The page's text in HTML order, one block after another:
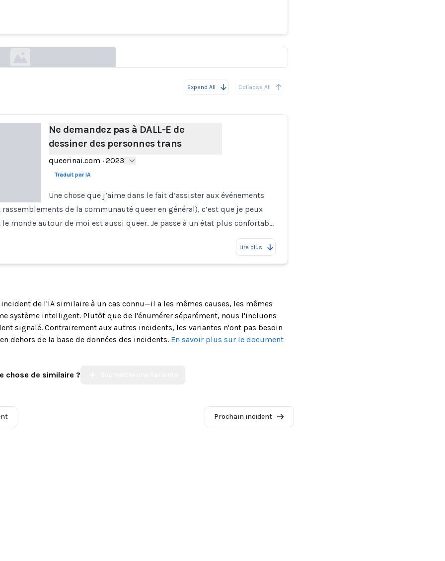
pas à DALL-E de dessiner des personnes trans
Expand All Collapse All
Ne demandez pas à DALL-E de
dessiner des personnes trans
queerinai.com · 2023
Traduit par IA
Une chose que j’aime dans le fait d’assister aux événements
rassemblements de la communauté queer en général), c’est que je peux
monde autour de moi est aussi queer. Je passe à un état plus confortab…
Lire plus
incident de l'IA similaire à un cas connu—il a les mêmes causes, les mêmes
système intelligent. Plutôt que de l'énumérer séparément, nous l'incluons
signalé. Contrairement aux autres incidents, les variantes n'ont pas besoin
dehors de la base de données des incidents. En savoir plus sur le document
chose de similaire ?
Prochain incident